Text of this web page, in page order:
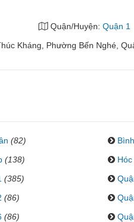
Quận/Huyện: Quận 1
Kháng, Phường Bến Nghé,
(82)
(138)
(385)
(86)
(86)